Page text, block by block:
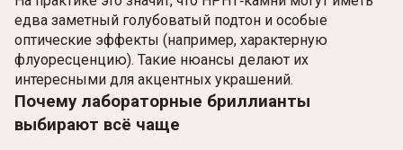
едва заметный голубоватый подтон и особые
оптические эффекты (например, характерную
флуоресценцию). Такие нюансы делают их
интересными для акцентных украшений.
Почему лабораторные бриллианты
выбирают всё чаще